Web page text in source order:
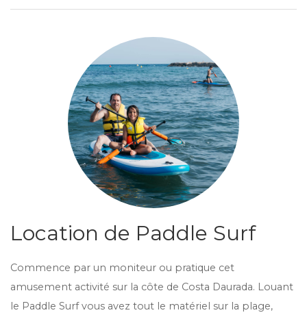
Location de Paddle Surf
Commence par un moniteur ou pratique cet
amusement activité sur la côte de Costa Daurada. Louant
le Paddle Surf vous avez tout le matériel sur la plage,